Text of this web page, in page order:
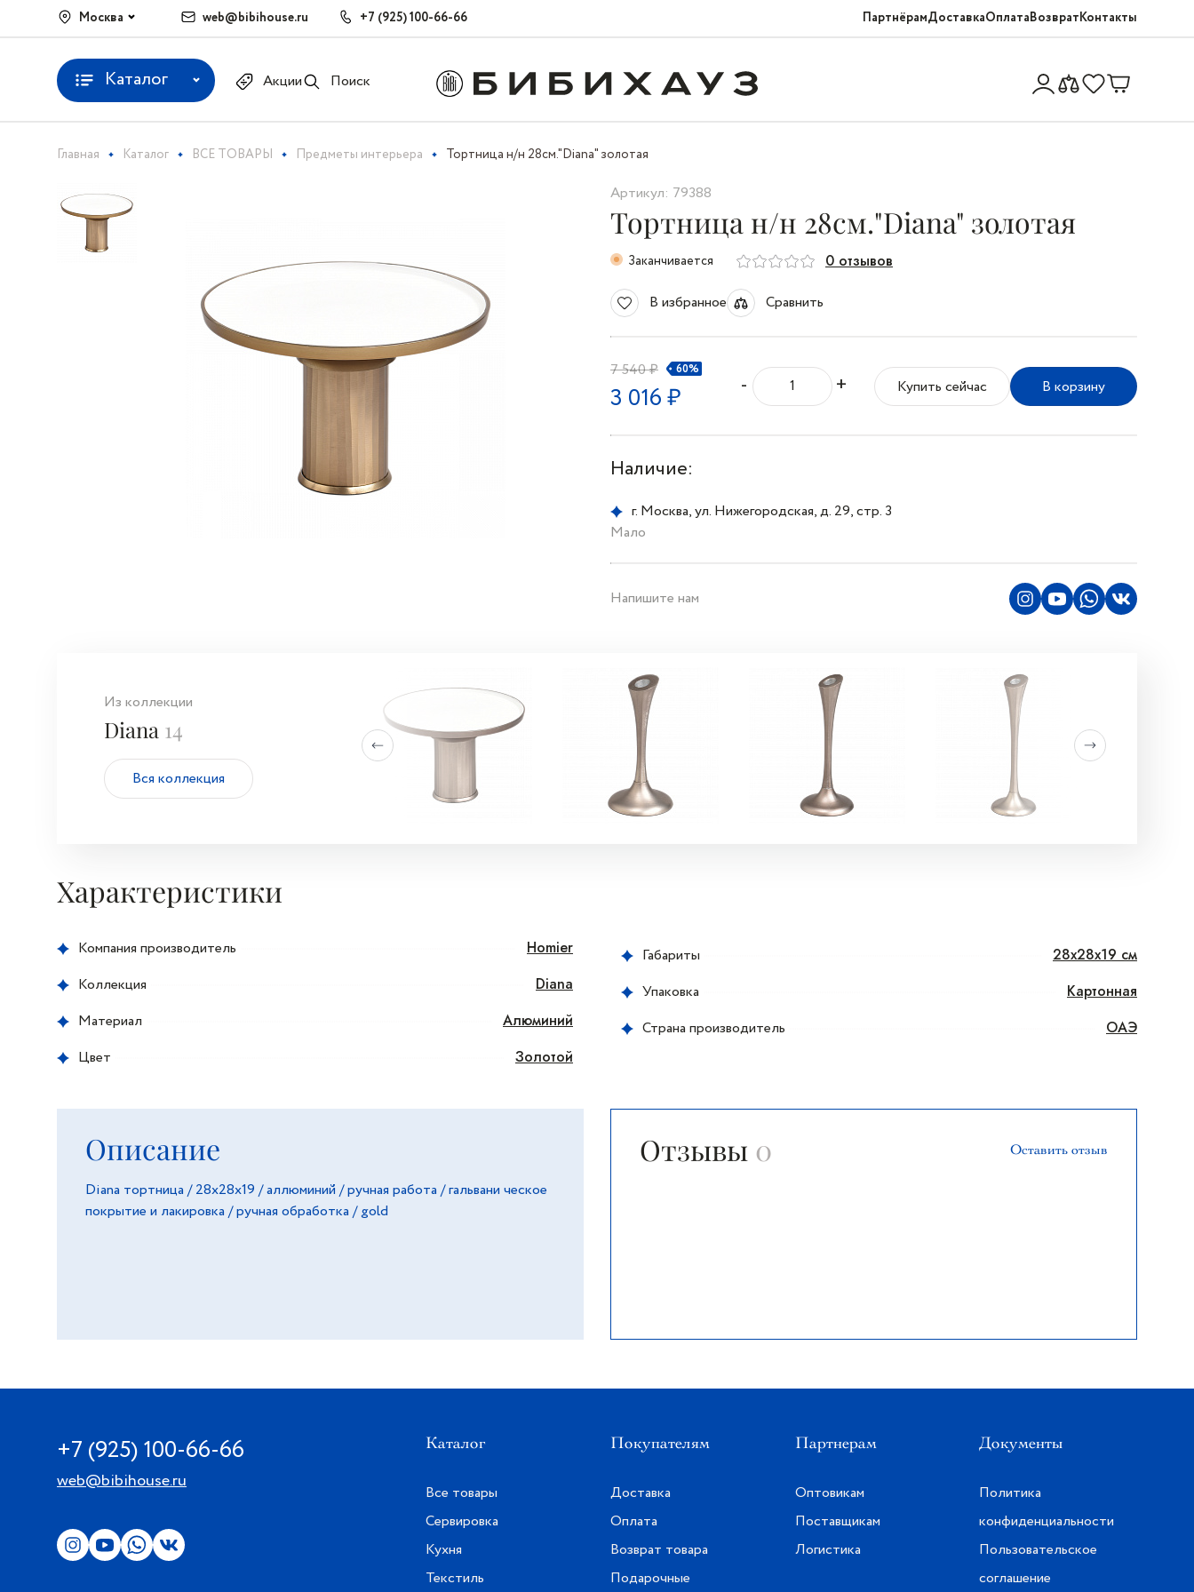
Москва web@bibihouse.ru +7 (925) 100-66-66 ПартнёрамДоставкаОплатаВозвратКонтакты
Каталог Акции Поиск
Главная Каталог ВСЕ ТОВАРЫ Предметы интерьера Тортница н/н 28см."Diana" золотая
Артикул: 79388
Тортница н/н 28см."Diana" золотая
Заканчивается 0 отзывов
В избранное Сравнить
7 540 ₽ 60%
3 016 ₽ - + Купить сейчас В корзину
Наличие:
г. Москва, ул. Нижегородская, д. 29, стр. 3
Мало
Напишите нам
Из коллекции
Diana 14
Вся коллекция
Характеристики
Компания производитель
Homier
Коллекция
Diana
Материал
Алюминий
Цвет
Золотой
Габариты
28x28x19 см
Упаковка
Картонная
Страна производитель
ОАЭ
Описание
Diana тортница / 28х28х19 / аллюминий / ручная работа / гальвани ческое
покрытие и лакировка / ручная обработка / gold
Отзывы 0 Оставить отзыв
+7 (925) 100-66-66
web@bibihouse.ru
Каталог
Все товары
Сервировка
Кухня
Текстиль
Покупателям
Доставка
Оплата
Возврат товара
Подарочные
Партнерам
Оптовикам
Поставщикам
Логистика
Документы
Политика
конфиденциальности
Пользовательское
соглашение